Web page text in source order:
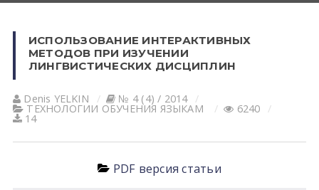
ИСПОЛЬЗОВАНИЕ ИНТЕРАКТИВНЫХ
МЕТОДОВ ПРИ ИЗУЧЕНИИ
ЛИНГВИСТИЧЕСКИХ ДИСЦИПЛИН
Denis YELKIN № 4 (4) / 2014
ТЕХНОЛОГИИ ОБУЧЕНИЯ ЯЗЫКАМ 6240
14
PDF версия статьи